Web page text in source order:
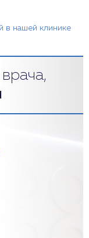
в нашей клинике